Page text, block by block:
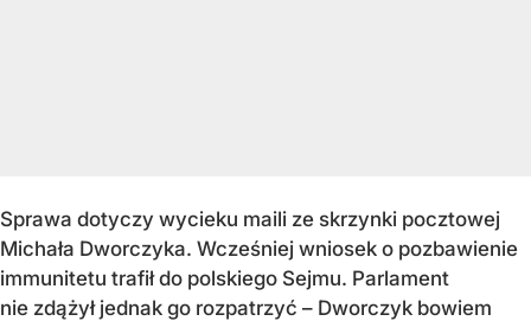
Sprawa dotyczy wycieku maili ze skrzynki pocztowej
Michała Dworczyka. Wcześniej wniosek o pozbawienie
immunitetu trafił do polskiego Sejmu. Parlament
nie zdążył jednak go rozpatrzyć – Dworczyk bowiem